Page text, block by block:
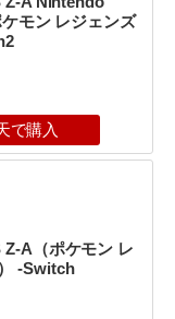
モン レジェンズ
で購入
A（ポケモン レ
-Switch